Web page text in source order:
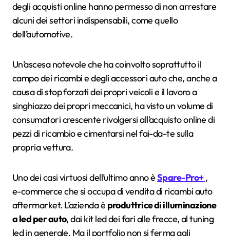
degli acquisti online hanno permesso di non arrestare
alcuni dei settori indispensabili, come quello
dell’automotive.
Un’ascesa notevole che ha coinvolto soprattutto il
campo dei ricambi e degli accessori auto che, anche a
causa di stop forzati dei propri veicoli e il lavoro a
singhiozzo dei propri meccanici, ha visto un volume di
consumatori crescente rivolgersi all’acquisto online di
pezzi di ricambio e cimentarsi nel fai-da-te sulla
propria vettura.
Uno dei casi virtuosi dell’ultimo anno èSpare-Pro+,
e-commerce che si occupa di vendita di ricambi auto
aftermarket. L’azienda è produttrice di illuminazione
a led per auto, dai kit led dei fari alle frecce, al tuning
led in generale. Ma il portfolio non si ferma agli